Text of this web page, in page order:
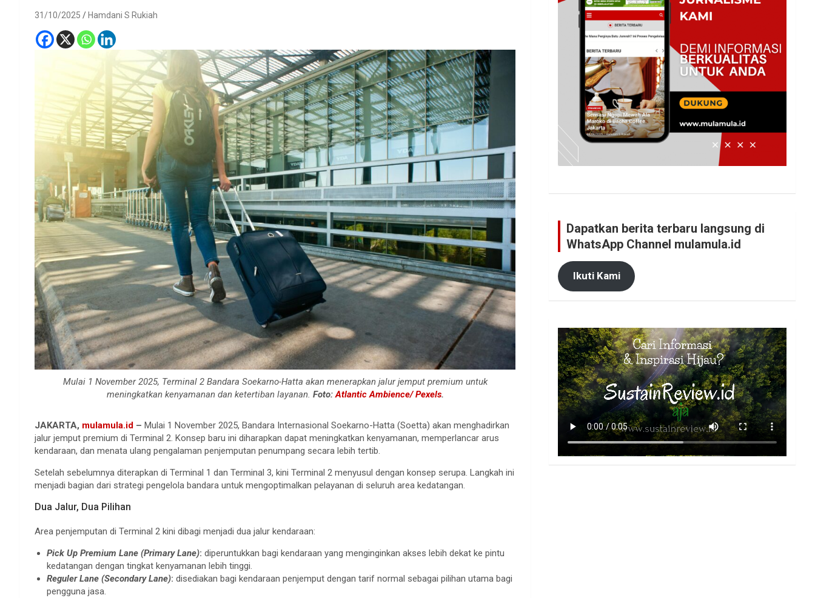
31/10/2025 Hamdani S Rukiah
Mulai 1 November 2025, Terminal 2 Bandara Soekarno-Hatta akan menerapkan jalur jemput premium untuk
meningkatkan kenyamanan dan ketertiban layanan. Foto:Atlantic Ambience/ Pexels.
JAKARTA, mulamula.id – Mulai 1 November 2025, Bandara Internasional Soekarno-Hatta (Soetta) akan menghadirkan
jalur jemput premium di Terminal 2. Konsep baru ini diharapkan dapat meningkatkan kenyamanan, memperlancar arus
kendaraan, dan menata ulang pengalaman penjemputan penumpang secara lebih tertib.
Setelah sebelumnya diterapkan di Terminal 1 dan Terminal 3, kini Terminal 2 menyusul dengan konsep serupa. Langkah ini
menjadi bagian dari strategi pengelola bandara untuk mengoptimalkan pelayanan di seluruh area kedatangan.
Dua Jalur, Dua Pilihan
Area penjemputan di Terminal 2 kini dibagi menjadi dua jalur kendaraan:
Pick Up Premium Lane (Primary Lane): diperuntukkan bagi kendaraan yang menginginkan akses lebih dekat ke pintu
kedatangan dengan tingkat kenyamanan lebih tinggi.
Reguler Lane (Secondary Lane): disediakan bagi kendaraan penjemput dengan tarif normal sebagai pilihan utama bagi
pengguna jasa.
Dapatkan berita terbaru langsung di
WhatsApp Channel mulamula.id
Ikuti Kami